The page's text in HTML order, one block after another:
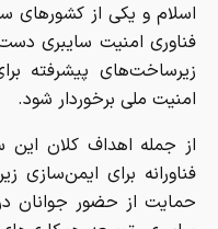
اسلام و یکی از کشورهای
فناوری امنیت سایبری
زیرساخت‌های پیشرفته
امنیت ملی برخوردار شود.
از جمله اهداف کلان این
فناورانه برای
حمایت از حضور جوانان